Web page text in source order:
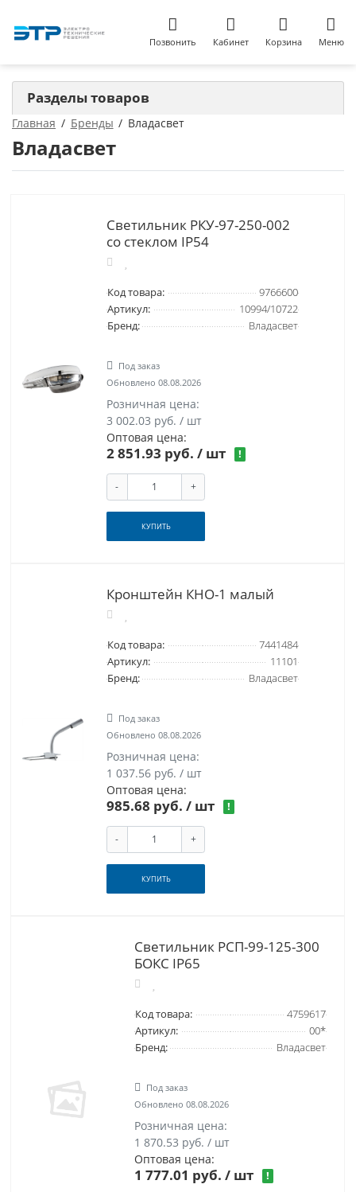
Позвонить Кабинет Корзина Меню
Главная Бренды Владасвет
Владасвет
Светильник РКУ-97-250-002
со стеклом IP54
Код товара:
9766600
Артикул:
10994/10722
Бренд:
Владасвет
Под заказ
Обновлено 08.08.2026
Розничная цена:
3 002.03 руб. / шт
Оптовая цена:
2 851.93 руб. / шт !
- +
КУПИТЬ
Кронштейн КНО-1 малый
Код товара:
7441484
Артикул:
11101
Бренд:
Владасвет
Под заказ
Обновлено 08.08.2026
Розничная цена:
1 037.56 руб. / шт
Оптовая цена:
985.68 руб. / шт !
- +
КУПИТЬ
Светильник РСП-99-125-300
БОКС IP65
Код товара:
4759617
Артикул:
00*
Бренд:
Владасвет
Под заказ
Обновлено 08.08.2026
Розничная цена:
1 870.53 руб. / шт
Оптовая цена:
1 777.01 руб. / шт !
Разделы товаров